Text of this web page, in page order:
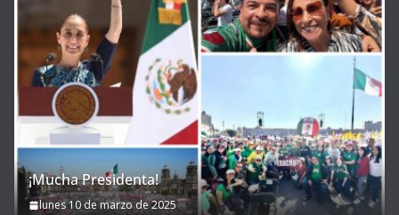
¡Mucha Presidenta!
lunes 10 de marzo de 2025